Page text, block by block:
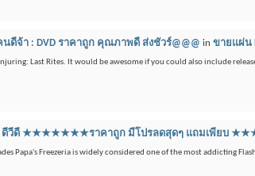
นดีจ้า : DVD ราคาถูก คุณภาพดี ส่งชัวร์@@@ in ขายแผ่น
Last Rites. It would be awesome if you could also include
ดีวีดี ★★★★★★★ราคาถูก มีโปรลดสุดๆ แถมเพียบ
Papa's Freezeria is widely considered one of the most addicting